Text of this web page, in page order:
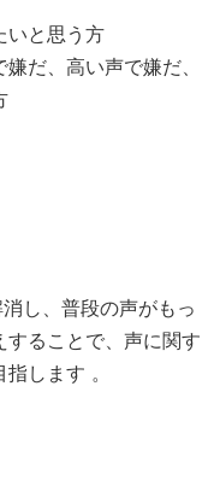
いと思う方
だ、高い声で嫌だ、
し、普段の声がもっ
ることで、声に関す
します 。